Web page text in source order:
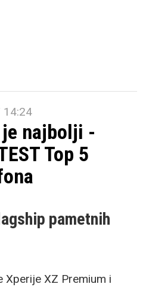
14:24
najbolji -
Top 5
pametnih
Xperije XZ Premium i